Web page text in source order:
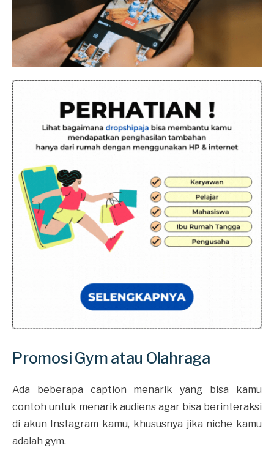
Promosi Gym atau Olahraga
Ada beberapa caption menarik yang bisa kamu
contoh untuk menarik audiens agar bisa berinteraksi
di akun Instagram kamu, khususnya jika niche kamu
adalah gym.